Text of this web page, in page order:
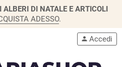
DI NATALE E ARTICOLI
ADESSO.
person Accedi